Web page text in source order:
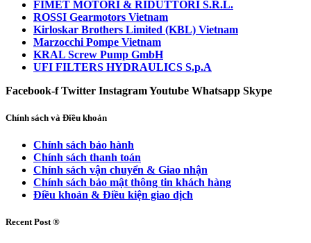
FIMET MOTORI & RIDUTTORI S.R.L.
ROSSI Gearmotors Vietnam
Kirloskar Brothers Limited (KBL) Vietnam
Marzocchi Pompe Vietnam
KRAL Screw Pump GmbH
UFI FILTERS HYDRAULICS S.p.A
Facebook-f Twitter InstagramYoutube Whatsapp Skype
Chính sách và Điều khoản
Chính sách bảo hành
Chính sách thanh toán
Chính sách vận chuyển & Giao nhận
Chính sách bảo mật thông tin khách hàng
Điều khoản & Điều kiện giao dịch
Recent Post ®